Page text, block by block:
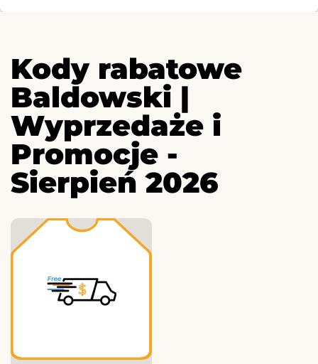
Kody rabatowe
Baldowski |
Wyprzedaże i
Promocje -
Sierpień 2026